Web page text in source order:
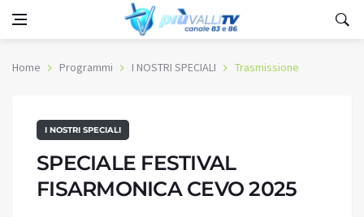
Home Programmi I NOSTRI SPECIALI Trasmissione
I NOSTRI SPECIALI
SPECIALE FESTIVAL
FISARMONICA CEVO 2025